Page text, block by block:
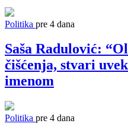
Politika pre 4 dana
Saša Radulović:
čišćenja, stvari
imenom
Politika pre 4 dana